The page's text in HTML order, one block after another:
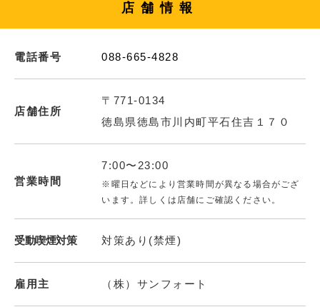
店舗情報
電話番号 088-665-4828
店舗住所
〒771-0134
徳島県徳島市川内町平石住吉１７０
営業時間
7:00〜23:00
※曜日などにより営業時間が異なる場合がござ
います。詳しくは店舗にご確認ください。
受動喫煙対策 対策あり(禁煙)
雇用主 （株）サンフォート